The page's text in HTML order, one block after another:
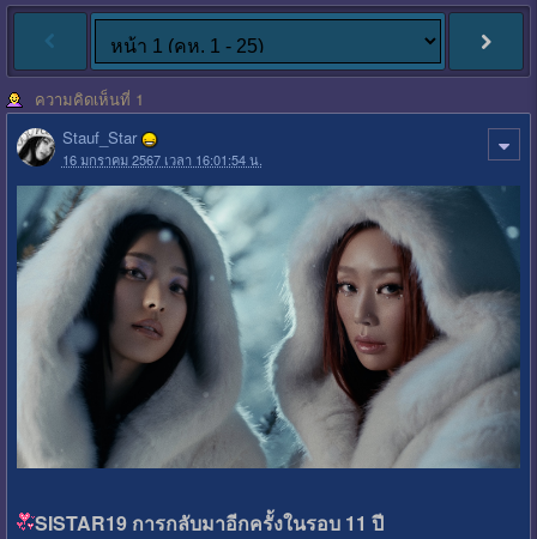
ความคิดเห็นที่ 1
Stauf_Star
16 มกราคม 2567 เวลา 16:01:54 น.
SISTAR19 การกลับมาอีกครั้งในรอบ 11 ปี